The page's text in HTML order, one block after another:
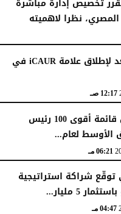
تخصيص إدارة مباشرة
نظرا لاهميته
جي بي أوتو تستعد لإطلاق علامة iCAUR في
12:17 صـ
أنكوش أرورا ضمن قائمة أقوى 100 رئيس
لعام...
06:21 مـ
شراكة استراتيجية
5 مليار...
04:47 مـ